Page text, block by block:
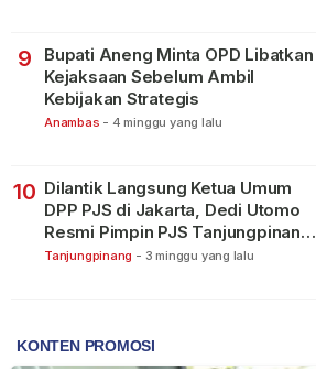
9
Bupati Aneng Minta OPD Libatkan
Kejaksaan Sebelum Ambil
Kebijakan Strategis
Anambas - 4 minggu yang lalu
10 Dilantik Langsung Ketua Umum
DPP PJS di Jakarta, Dedi Utomo
Resmi Pimpin PJS Tanjungpinang-
Bintan
Tanjungpinang - 3 minggu yang lalu